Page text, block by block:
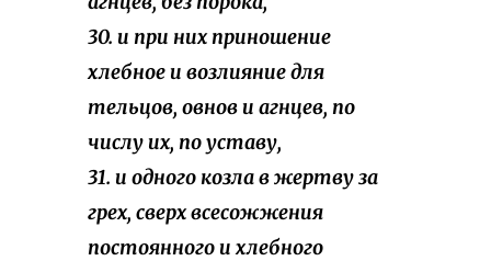
30. и при них приношение
хлебное и возлияние для
тельцов, овнов и агнцев, по
числу их, по уставу,
31. и одного козла в жертву за
грех, сверх всесожжения
постоянного и хлебного